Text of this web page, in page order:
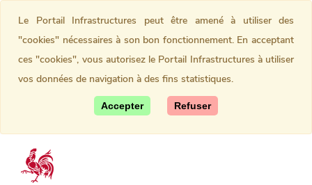
Le Portail Infrastructures peut être amené à utiliser des
"cookies" nécessaires à son bon fonctionnement. En acceptant
ces "cookies", vous autorisez le Portail Infrastructures à utiliser
vos données de navigation à des fins statistiques.
Accepter Refuser